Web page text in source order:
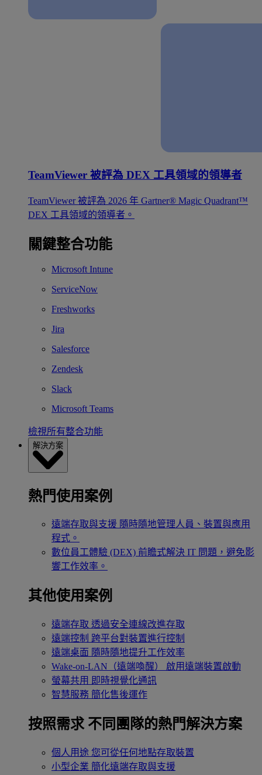
TeamViewer 被評為 DEX 工具領域的領導者
TeamViewer 被評為 2026 年 Gartner® Magic Quadrant™
DEX 工具領域的領導者。
關鍵整合功能
Microsoft Intune
ServiceNow
Freshworks
Jira
Salesforce
Zendesk
Slack
Microsoft Teams
檢視所有整合功能
解決方案
熱門使用案例
遠端存取與支援 隨時隨地管理人員、裝置與應用
程式。
數位員工體驗 (DEX) 前瞻式解決 IT 問題，避免影
響工作效率。
其他使用案例
遠端存取 透過安全連線改進存取
遠端控制 跨平台對裝置進行控制
遠端桌面 隨時隨地提升工作效率
Wake-on-LAN（遠端喚醒）
啟用遠端裝置啟動
螢幕共用 即時視覺化通訊
智慧服務 簡化售後運作
按照需求 不同團隊的熱門解決方案
個人用途 您可從任何地點存取裝置
小型企業 簡化遠端存取與支援